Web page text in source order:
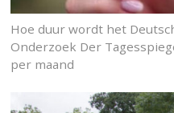
Hoe duur wordt het
Onderzoek Der
per maand